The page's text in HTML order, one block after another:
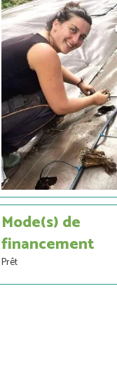
Mode(s) de
financement
Prêt